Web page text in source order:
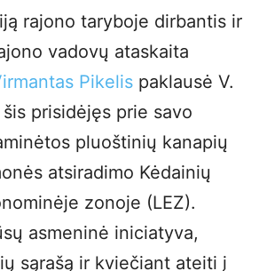
rajono taryboje dirbantis ir
vadovų ataskaita
Pikelis paklausė V.
prisidėjęs prie savo
pluoštinių kanapių
atsiradimo Kėdainių
zonoje (LEZ).
asmeninė iniciatyva,
sąrašą ir kviečiant ateiti į